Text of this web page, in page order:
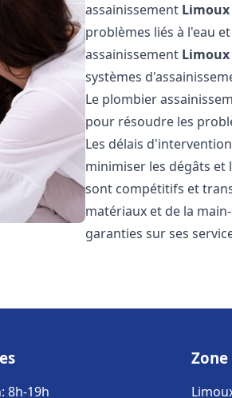
assainissement Limoux
problèmes liés à l'eau
assainissement Limoux
systèmes
Le plombier
pour résoudre les
Les délais
minimiser les dégâts
sont compétitifs et
matériaux et de la
garanties sur ses
8h-19h